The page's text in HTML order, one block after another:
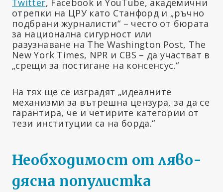
отрепки на ЦРУ като Станфорд и „ръчно
подбрани журналисти“ – често от бюрата
за национална сигурност или
разузнаване на The Washington Post, The
New York Times, NPR и CBS – да участват в
„срещи за постигане на консенсус.“
На тях ще се изградят „идеалните
механизми за вътрешна цензура, за да се
гарантира, че и четирите категории от
тези институции са на борда.“
Необходимост от ляво-
дясна популистка